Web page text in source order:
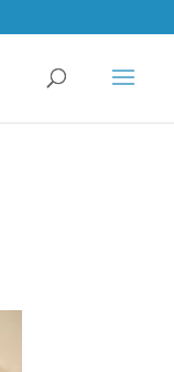
Cookie Plugin
Cookie Banner